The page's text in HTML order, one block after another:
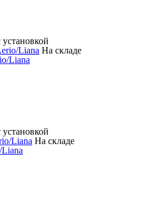
На складе
Liana
На складе